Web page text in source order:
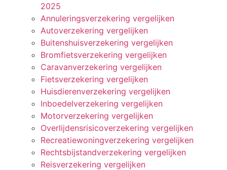
2025
Annuleringsverzekering vergelijken
Autoverzekering vergelijken
Buitenshuisverzekering vergelijken
Bromfietsverzekering vergelijken
Caravanverzekering vergelijken
Fietsverzekering vergelijken
Huisdierenverzekering vergelijken
Inboedelverzekering vergelijken
Motorverzekering vergelijken
Overlijdensrisicoverzekering vergelijken
Recreatiewoningverzekering vergelijken
Rechtsbijstandverzekering vergelijken
Reisverzekering vergelijken